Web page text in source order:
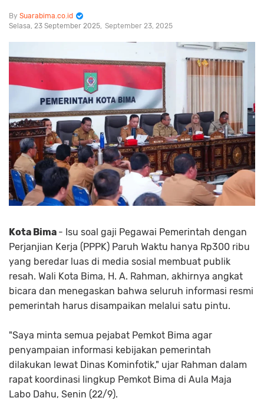
Suarabima.co.id
Selasa, 23 September 2025 September 23, 2025
Kota Bima - Isu soal gaji Pegawai Pemerintah dengan
Perjanjian Kerja (PPPK) Paruh Waktu hanya Rp300 ribu
yang beredar luas di media sosial membuat publik
resah. Wali Kota Bima, H. A. Rahman, akhirnya angkat
bicara dan menegaskan bahwa seluruh informasi resmi
pemerintah harus disampaikan melalui satu pintu.
"Saya minta semua pejabat Pemkot Bima agar
penyampaian informasi kebijakan pemerintah
dilakukan lewat Dinas Kominfotik," ujar Rahman dalam
rapat koordinasi lingkup Pemkot Bima di Aula Maja
Labo Dahu, Senin (22/9).